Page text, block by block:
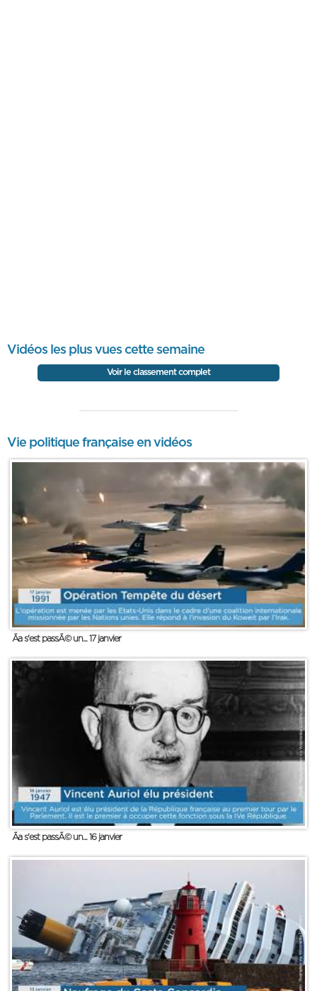
Vidéos les plus vues cette semaine
Voir le classement complet
Vie politique française en vidéos
Ãa s'est passÃ© un... 17 janvier
Ãa s'est passÃ© un... 16 janvier